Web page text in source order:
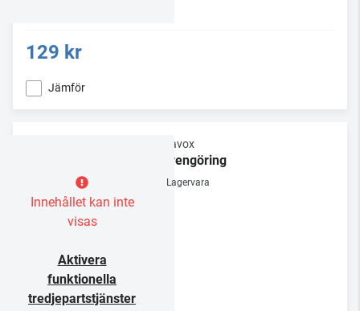
129 kr
Jämför
Innehållet kan inte
visas
Aktivera
funktionella
tredjepartstjänster
Dynavox
Nålrengöring
Lagervara